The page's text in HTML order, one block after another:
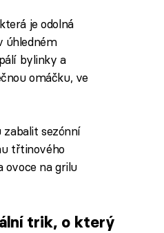
je odolná
úhledném
bylinky a
omáčku, ve
sezónní
třtinového
ovoce na grilu
trik, o který